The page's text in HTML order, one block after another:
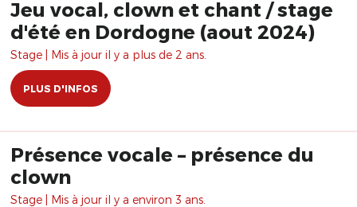
Jeu vocal, clown et chant / stage
d'été en Dordogne (aout 2024)
Stage | Mis à jour il y a plus de 2 ans.
PLUS D'INFOS
Présence vocale – présence du
clown
Stage | Mis à jour il y a environ 3 ans.